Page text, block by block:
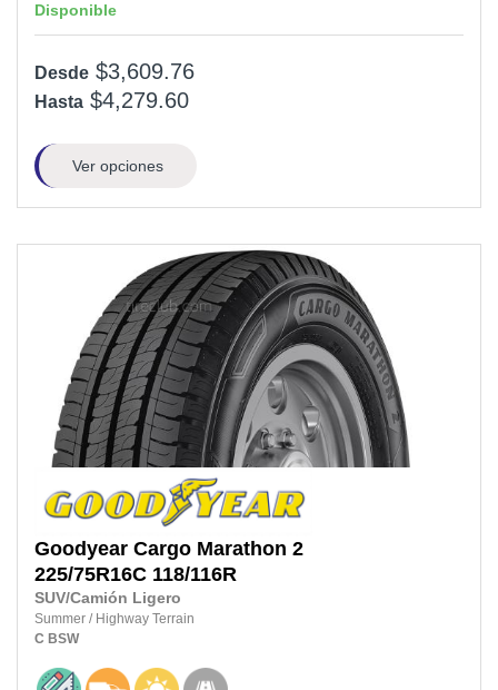
Disponible
Desde $3,609.76
Hasta $4,279.60
Ver opciones
Goodyear Cargo Marathon 2
225/75R16C 118/116R
SUV/Camión Ligero
Summer / Highway Terrain
C BSW